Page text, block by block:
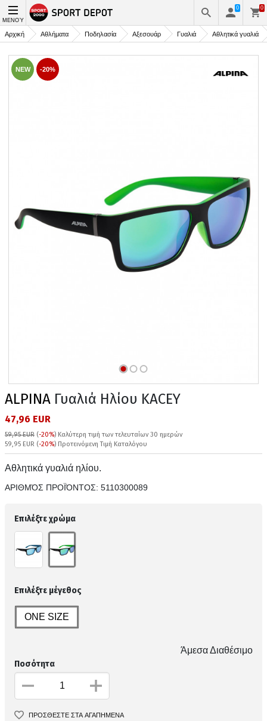
ΜΕΝΟΎ
0 0
Αρχική Αθλήματα Ποδηλασία Αξεσουάρ Γυαλιά Αθλητικά γυαλιά
NEW -20%
ALPINA Γυαλιά Ηλίου KACEY
47,96 EUR
59,95 EUR (-20%) Καλύτερη τιμή των τελευταίων 30 ημερών
59,95 EUR (-20%) Προτεινόμενη Τιμή Καταλόγου
Αθλητικά γυαλιά ηλίου.
ΑΡΙΘΜΌΣ ΠΡΟΪΌΝΤΟΣ: 5110300089
Επιλέξτε χρώμα
Επιλέξτε μέγεθος
ONE SIZE
Άμεσα Διαθέσιμο
Ποσότητα
ΠΡΟΣΘΕΣΤΕ ΣΤΑ ΑΓΑΠΗΜΕΝΑ